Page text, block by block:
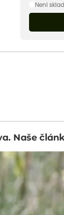
Není
Naše